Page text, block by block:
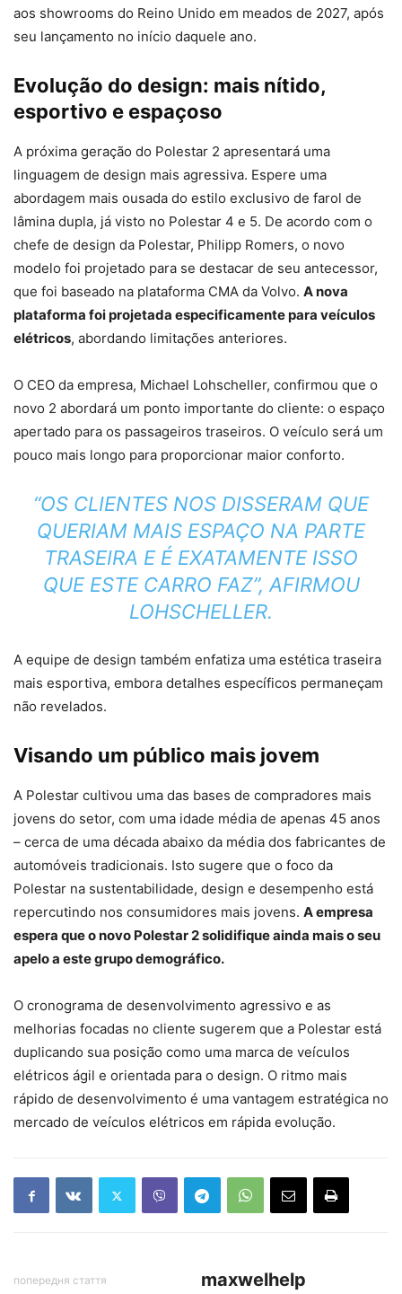
aos showrooms do Reino Unido em meados de 2027, após
seu lançamento no início daquele ano.
Evolução do design: mais nítido,
esportivo e espaçoso
A próxima geração do Polestar 2 apresentará uma
linguagem de design mais agressiva. Espere uma
abordagem mais ousada do estilo exclusivo de farol de
lâmina dupla, já visto no Polestar 4 e 5. De acordo com o
chefe de design da Polestar, Philipp Romers, o novo
modelo foi projetado para se destacar de seu antecessor,
que foi baseado na plataforma CMA da Volvo. A nova
plataforma foi projetada especificamente para veículos
elétricos, abordando limitações anteriores.
O CEO da empresa, Michael Lohscheller, confirmou que o
novo 2 abordará um ponto importante do cliente: o espaço
apertado para os passageiros traseiros. O veículo será um
pouco mais longo para proporcionar maior conforto.
“OS CLIENTES NOS DISSERAM QUE
QUERIAM MAIS ESPAÇO NA PARTE
TRASEIRA E É EXATAMENTE ISSO
QUE ESTE CARRO FAZ”, AFIRMOU
LOHSCHELLER.
A equipe de design também enfatiza uma estética traseira
mais esportiva, embora detalhes específicos permaneçam
não revelados.
Visando um público mais jovem
A Polestar cultivou uma das bases de compradores mais
jovens do setor, com uma idade média de apenas 45 anos
– cerca de uma década abaixo da média dos fabricantes de
automóveis tradicionais. Isto sugere que o foco da
Polestar na sustentabilidade, design e desempenho está
repercutindo nos consumidores mais jovens. A empresa
espera que o novo Polestar 2 solidifique ainda mais o seu
apelo a este grupo demográfico.
O cronograma de desenvolvimento agressivo e as
melhorias focadas no cliente sugerem que a Polestar está
duplicando sua posição como uma marca de veículos
elétricos ágil e orientada para o design. O ritmo mais
rápido de desenvolvimento é uma vantagem estratégica no
mercado de veículos elétricos em rápida evolução.
попередня стаття maxwelhelp